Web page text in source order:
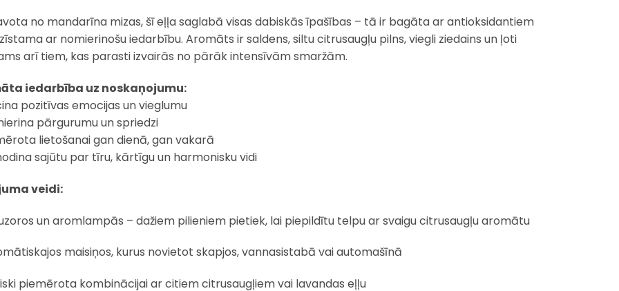
no mandarīna mizas, šī eļļa saglabā visas dabiskās īpašības – tā ir bagāta ar antioksidantiem
ar nomierinošu iedarbību. Aromāts ir saldens, siltu citrusaugļu pilns, viegli ziedains un ļoti
arī tiem, kas parasti izvairās no pārāk intensīvām smaržām.
iedarbība uz noskaņojumu:
pozitīvas emocijas un vieglumu
pārgurumu un spriedzi
lietošanai gan dienā, gan vakarā
sajūtu par tīru, kārtīgu un harmonisku vidi
veidi:
un aromlampās – dažiem pilieniem pietiek, lai piepildītu telpu ar svaigu citrusaugļu aromātu
maisiņos, kurus novietot skapjos, vannasistabā vai automašīnā
piemērota kombinācijai ar citiem citrusaugļiem vai lavandas eļļu